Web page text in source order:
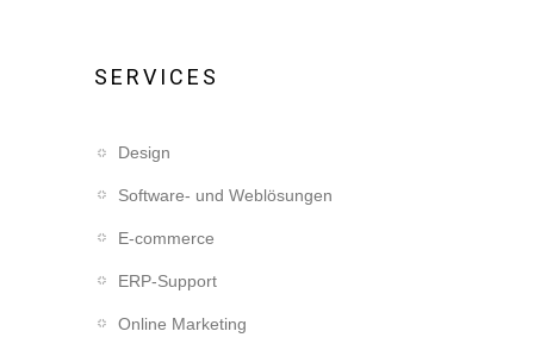
SERVICES
Design
Software- und Weblösungen
E-commerce
ERP-Support
Online Marketing